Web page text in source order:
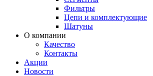
Фильтры
Цепи и комплектующие
Шатуны
О компании
Качество
Контакты
Акции
Новости